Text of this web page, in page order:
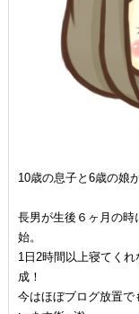
10歳の息子と6歳の娘
長男が生後６ヶ月の時
始。
1日2時間以上寝てく
成！
今はほぼブログ放置で